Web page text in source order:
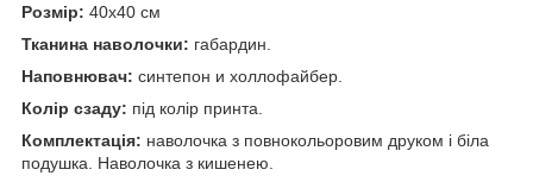
Розмір: 40x40 см
Тканина наволочки: габардин.
Наповнювач: синтепон и холлофайбер.
Колір сзаду: під колір принта.
Комплектація: наволочка з повнокольоровим друком і біла
подушка. Наволочка з кишенею.